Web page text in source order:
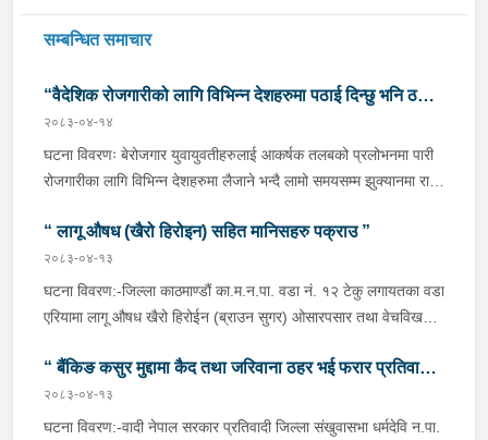
सम्बन्धित समाचार
“वैदेशिक रोजगारीको लागि विभिन्न देशहरुमा पठाई दिन्छु भनि ठगी
गर्ने व्यक्तिहरु पक्राउ"
२०८३-०४-१४
घटना विवरणः बेरोजगार युवायुवतीहरुलाई आकर्षक तलबको प्रलोभनमा पारी
रोजगारीका लागि विभिन्न देशहरुमा लैजाने भन्दै लामो समयसम्म झुक्यानमा राखि
अनुसन्धान हुँदा विदेश पठाउने भनि ठगी गर्ने निम्न प्रतिवादीहरुलाई काठमाडौं
उपत्यकाका विभिन्न स्थानहरुबाट पक्राउ गरी थप अनुसन्धान तथा आवश्यक
कारवाहीको लागि वैदेशिक रोजगार विभाग ताहाचल, काठमाडौं पठाईएको ।
पक्राउ व्यक्तिहरुको विवरणः-१. नाम थर :- पवन कुमार के.सी.
गा.पा. वडा नं.०६ । हाल :- जिल्ला काठमाडौं टोखा न.पा. वडा
नं.१० । देश :- सिंगापुर रकम :-
रु.७,००,०००।– (सात लाख)पक्राउ मिति :- २०८३/०४/१४ गते ।
“ लागू औषध (खैरो हिरोइन) सहित मानिसहरु पक्राउ ”
२०८३-०४-१३
घटना विवरण:-जिल्ला काठमाण्डौं का.म.न.पा. वडा नं. १२ टेकु लगायतका वडा
एरियामा लागू औषध खैरो हिरोईन (ब्राउन सुगर) ओसारपसार तथा वेचविखन
टोलीले मिति २०८३/०४/१२ गते अं १९;०० बजेको समयमा जिल्ला काठमाण्डौं
का.म.न.पा.वडा नं.१२ टेकु मयलवारीमा बा ४६ प १६२ नम्बरको स्कुटर रोकी
बसेका निम्न मानिसहरूलाई पक्राउ गरी निम्न परिमाणमा रहेको लागु औषध खैरो
“ बैंकिङ कसुर मुद्दामा कैद तथा जरिवाना ठहर भई फरार प्रतिवादी
पक्राउ”
२०८३-०४-१३
घटना विवरण:-वादी नेपाल सरकार प्रतिवादी जिल्ला संखुवासभा धर्मदेवि न.पा.